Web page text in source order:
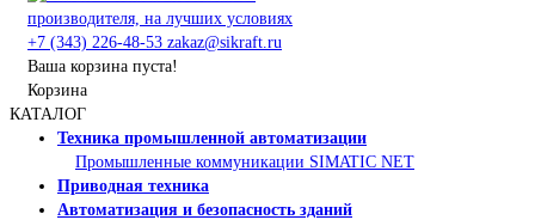
+7 (343) 226-48-53 zakaz@sikraft.ru
Ваша корзина пуста!
Корзина
КАТАЛОГ
Техника промышленной автоматизации
Промышленные коммуникации SIMATIC NET
Приводная техника
Автоматизация и безопасность зданий